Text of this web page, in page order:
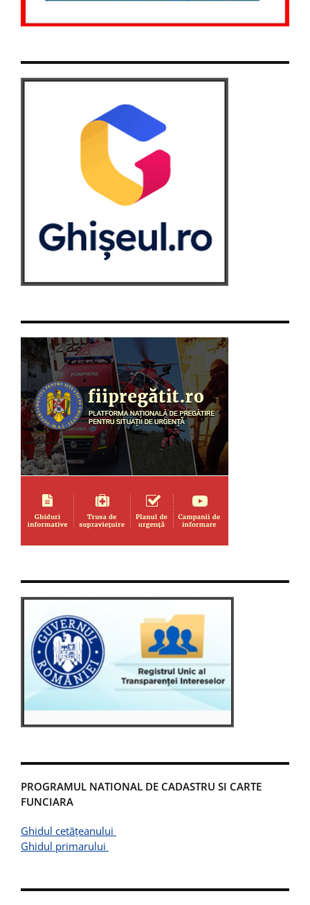
PROGRAMUL NATIONAL DE CADASTRU SI CARTE
FUNCIARA
Ghidul cetățeanului
Ghidul primarului